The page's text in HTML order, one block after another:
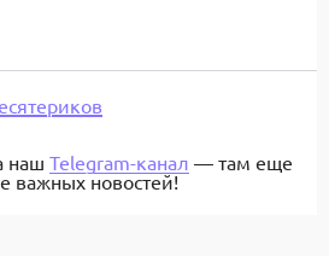
наш Telegram-канал — там еще
важных новостей!